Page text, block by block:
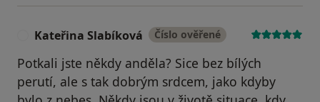
Kateřina Slabíková Číslo ověřené
Potkali jste někdy anděla? Sice bez bílých
perutí, ale s tak dobrým srdcem, jako kdyby